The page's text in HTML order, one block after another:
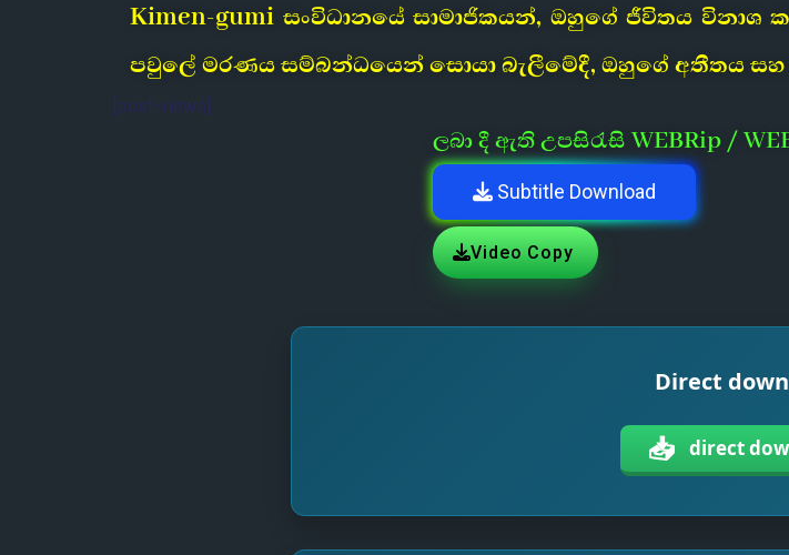
Kimen-gumi සංවිධානයේ සාමාජිකයන්, ඔහුගේ ජීවිතය
පවුලේ මරණය සම්බන්ධයෙන් සොයා බැලීමේදී, ඔහුගේ අතීතය
[post-views]
ලබා දී ඇති උපසිරැසි WEBRip /
Subtitle Download
Video Copy
Direct
📥 direct